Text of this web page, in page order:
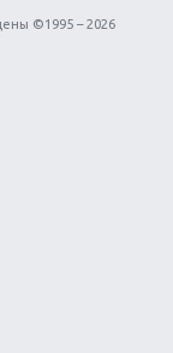
эволюции
Man и
©1995 – 2026